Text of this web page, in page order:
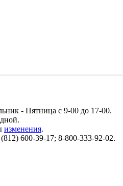
- Пятница с 9-00 до 17-00.
изменения.
600-39-17; 8-800-333-92-02.